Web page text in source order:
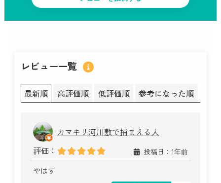
レビュー一覧
最新順 高評価順 低評価順 参考になった順
カマキリ河川敷で捕まえる人
評価：
投稿日：1年前
やはす